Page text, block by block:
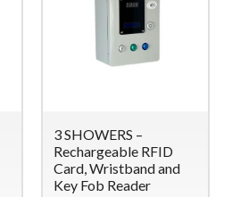
3 SHOWERS –
Rechargeable RFID
Card, Wristband and
Key Fob Reader